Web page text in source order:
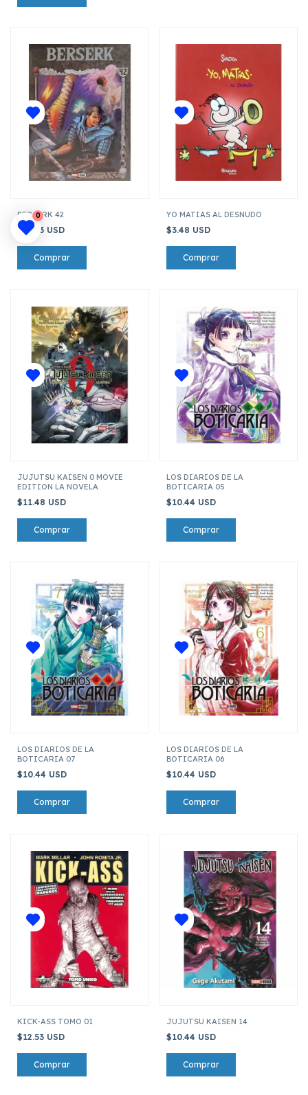
BERSERK 42
$12.53 USD
YO MATIAS AL DESNUDO
$3.48 USD
JUJUTSU KAISEN 0 MOVIE
EDITION LA NOVELA
$11.48 USD
LOS DIARIOS DE LA
BOTICARIA 05
$10.44 USD
LOS DIARIOS DE LA
BOTICARIA 07
$10.44 USD
LOS DIARIOS DE LA
BOTICARIA 06
$10.44 USD
KICK-ASS TOMO 01
$12.53 USD
JUJUTSU KAISEN 14
$10.44 USD
0